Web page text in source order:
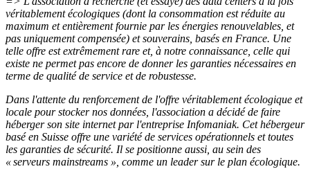
véritablement écologiques (dont la consommation est réduite au
maximum et entièrement fournie par les énergies renouvelables, et
pas uniquement compensée) et souverains, basés en France. Une
telle offre est extrêmement rare et, à notre connaissance , celle qui
existe ne permet pas encore de donner les garanties nécessaires en
terme de qualité de service et de robustesse.
Dans l'attente du renforcement de l'offre véritablement écologique et
locale pour stockernos données, l'association a décidé de faire
héberger son site internet par l'entreprise Infomaniak. Cethébergeur
basé en Suisse offre une variété de services opérationnels et toutes
les garanties de sécurité. Il se positionne aussi, au sein des
« serveurs mainstreams », comme un leader sur le plan écologique.